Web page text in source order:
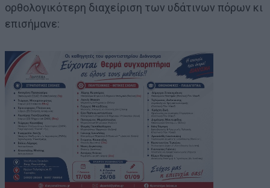
ορθολογικότερη διαχείριση των υδάτινων πόρων κι
επισήμανε: